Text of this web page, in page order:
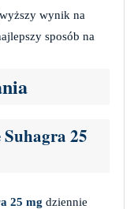
wynik na
sposób na
25
25 mg dziennie